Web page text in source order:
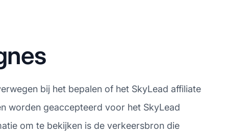
bij het bepalen of het SkyLead affiliate
worden geaccepteerd voor het SkyLead
om te bekijken is de verkeersbron die